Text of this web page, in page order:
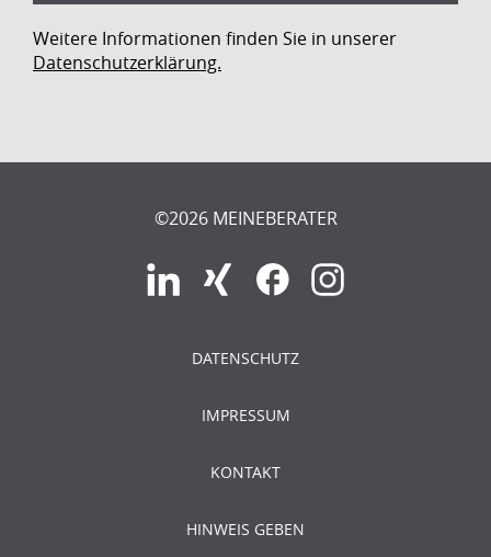
Weitere Informationen finden Sie in unserer
Datenschutzerklärung.
©2026 MEINEBERATER
DATENSCHUTZ
IMPRESSUM
KONTAKT
HINWEIS GEBEN